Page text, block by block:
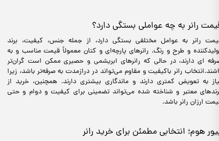
رانر به چه عواملی بستگی دارد؟
رانر به عوامل مختلفی بستگی دارد، از جمله جنس، کیفیت، برند
و طرح و رنگ. رانرهای پارچه‌ای و کتان معمولاً قیمت مناسب‌ و به
ای دارند، در حالی که رانرهای ابریشمی و حصیری ممکن است گران‌تر
رانر باکیفیت و مقاوم می‌تواند در درازمدت به صرفه‌تر باشد، زیرا
به تعویض کمتری دارند و ماندگاری بیشتری دارند. همچنین، خرید از
معتبر و شناخته شده می‌تواند تضمینی برای کیفیت و دوام و حتی
ارزان رانر باشد.
هوم؛ انتخابی مطمئن برای خرید رانر